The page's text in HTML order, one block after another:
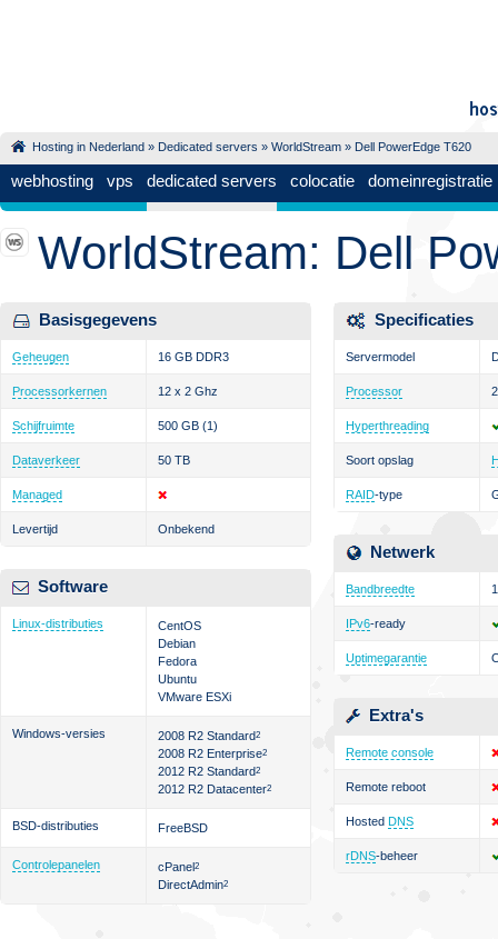
Hosting in Nederland » Dedicated servers » WorldStream » Dell PowerEdge T620
webhosting vps dedicated servers colocatie domeinregistratie
WorldStream: Dell
Basisgegevens
Geheugen 16 GB DDR3
Processorkernen 12 x 2 Ghz
Schijfruimte 500 GB (1)
Dataverkeer 50 TB
Managed
Levertijd Onbekend
Software
Linux-distributies
CentOS
Debian
Fedora
Ubuntu
VMware ESXi
Windows-versies 2008 R2 Standard2
2008 R2 Enterprise2
2012 R2 Standard2
2012 R2 Datacenter2
BSD-distributies FreeBSD
Controlepanelen cPanel2
DirectAdmin2
Specificaties
Servermodel
Processor
Hyperthreading
Soort opslag
RAID-type
Netwerk
Bandbreedte
IPv6-ready
Uptimegarantie
Extra's
Remote console
Remote reboot
Hosted DNS
rDNS-beheer